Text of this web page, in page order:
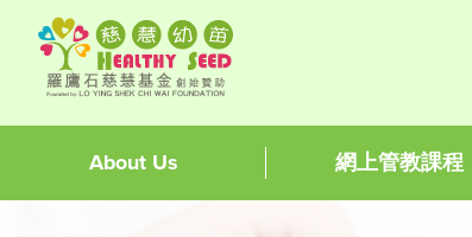
About Us 網上管教課程